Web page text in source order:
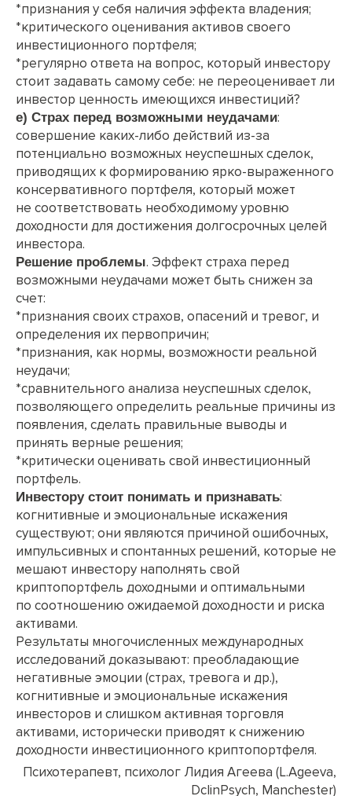
*признания у себя наличия эффекта владения;
*критического оценивания активов своего
инвестиционного портфеля;
*регулярно ответа на вопрос, который инвестору
стоит задавать самому себе: не переоценивает ли
инвестор ценность имеющихся инвестиций?
е) Страх перед возможными неудачами:
совершение каких-либо действий из-за
потенциально возможных неуспешных сделок,
приводящих к формированию ярко-выраженного
консервативного портфеля, который может
не соответствовать необходимому уровню
доходности для достижения долгосрочных целей
инвестора.
Решение проблемы. Эффект страха перед
возможными неудачами может быть снижен за
счет:
*признания своих страхов, опасений и тревог, и
определения их первопричин;
*признания, как нормы, возможности реальной
неудачи;
*сравнительного анализа неуспешных сделок,
позволяющего определить реальные причины из
появления, сделать правильные выводы и
принять верные решения;
*критически оценивать свой инвестиционный
портфель.
Инвестору стоит понимать и признавать:
когнитивные и эмоциональные искажения
существуют; они являются причиной ошибочных,
импульсивных и спонтанных решений, которые не
мешают инвестору наполнять свой
криптопортфель доходными и оптимальными
по соотношению ожидаемой доходности и риска
активами.
Результаты многочисленных международных
исследований доказывают: преобладающие
негативные эмоции (страх, тревога и др.),
когнитивные и эмоциональные искажения
инвесторов и слишком активная торговля
активами, исторически приводят к снижению
доходности инвестиционного криптопортфеля.
Психотерапевт, психолог Лидия Агеева (L.Ageeva,
DclinPsych, Manchester)